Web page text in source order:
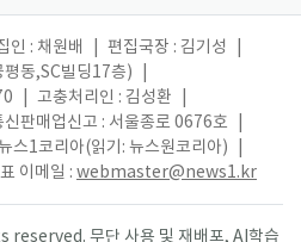
인 : 채원배 편집국장 : 김기성
동,SC빌딩17층)
고충처리인 : 김성환
신판매업신고 : 서울종로 0676호
스1코리아(읽기: 뉴스원코리아)
이메일 : webmaster@news1.kr
무단 사용 및 재배포, AI학습